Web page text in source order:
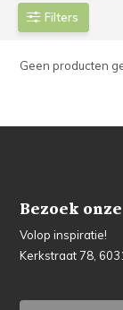
Filters
Geen producten
Bezoek
Volop inspiratie!
Kerkstraat 78,